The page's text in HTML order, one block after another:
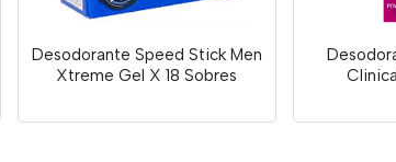
Desodorante Speed Stick Men
Xtreme Gel X 18 Sobres